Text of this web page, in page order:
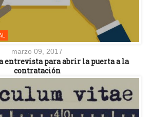
marzo 09, 2017
entrevista para abrir la puerta a la
contratación